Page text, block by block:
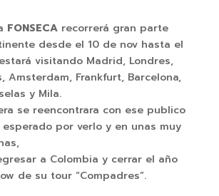
FONSECArecorrerá gran parte
desde el 10 de nov hasta el
visitando Madrid, Londres,
Amsterdam, Frankfurt, Barcelona,
y Mila.
se reencontrara con ese publico
por verlo y en unas muy
a Colombia y cerrar el año
de su tour “Compadres”.